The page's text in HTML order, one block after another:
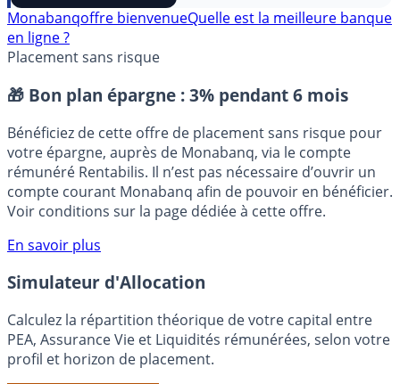
⭐️ Suivre sur Google
Monabanq offre bienvenue
Placement sans risque
🎁 Bon plan épargne : 3% pendant 6 mois
Bénéficiez de cette offre de placement sans risque pour
votre épargne, auprès de Monabanq, via le compte
rémunéré Rentabilis. Il n’est pas nécessaire d’ouvrir un
compte courant Monabanq afin de pouvoir en bénéficier.
Voir conditions sur la page dédiée à cette offre.
En savoir plus
Simulateur d'Allocation
Calculez la répartition théorique de votre capital entre